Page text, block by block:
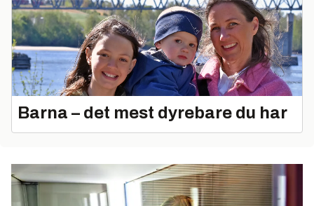
Barna – det mest dyrebare du har